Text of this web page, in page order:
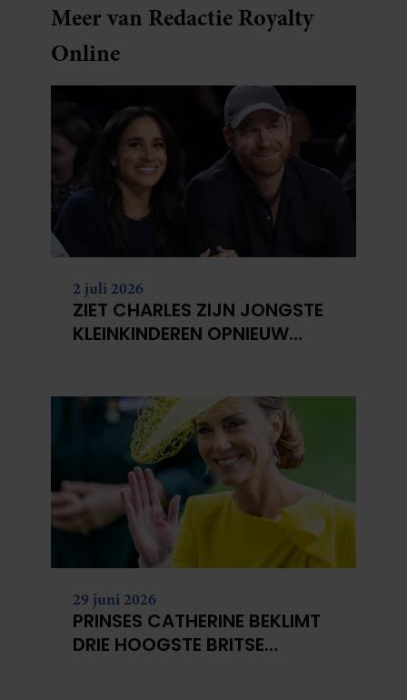
Meer van Redactie Royalty
Online
2 juli 2026
ZIET CHARLES ZIJN JONGSTE
KLEINKINDEREN OPNIEUW
29 juni 2026
PRINSES CATHERINE BEKLIMT
DRIE HOOGSTE BRITSE